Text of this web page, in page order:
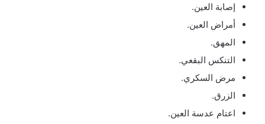
إصابة العين.
أمراض العين.
المهق.
التنكس البقعي.
مرض السكري.
الزرق.
اعتام عدسة العين.